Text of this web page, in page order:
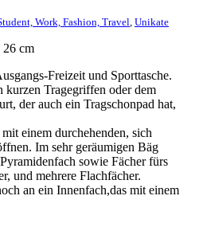
Work, Fashion, Travel, Unikate
26 cm
Freizeit und Sporttasche.
kurzen Tragegriffen oder dem
der auch ein Tragschonpad hat,
einem durchehenden, sich
Im sehr geräumigen Bäg
sowie Fächer fürs
und mehrere Flachfächer.
an ein Innenfach,das mit einem